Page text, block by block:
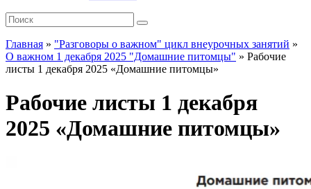
Главная » "Разговоры о важном" цикл внеурочных занятий »
О важном 1 декабря 2025 "Домашние питомцы" » Рабочие
листы 1 декабря 2025 «Домашние питомцы»
Рабочие листы 1 декабря
2025 «Домашние питомцы»